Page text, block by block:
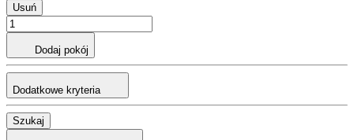
Usuń
Dodaj pokój
Dodatkowe kryteria
Szukaj